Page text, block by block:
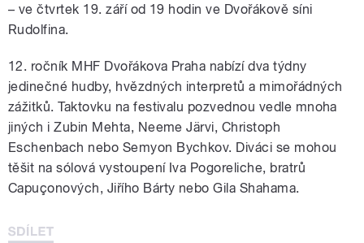
– ve čtvrtek 19. září od 19 hodin ve Dvořákově síni
Rudolfina.
12. ročník MHF Dvořákova Praha nabízí dva týdny
jedinečné hudby, hvězdných interpretů a mimořádných
zážitků. Taktovku na festivalu pozvednou vedle mnoha
jiných i Zubin Mehta, Neeme Järvi, Christoph
Eschenbach nebo Semyon Bychkov. Diváci se mohou
těšit na sólová vystoupení Iva Pogoreliche, bratrů
Capuçonových, Jiřího Bárty nebo Gila Shahama.